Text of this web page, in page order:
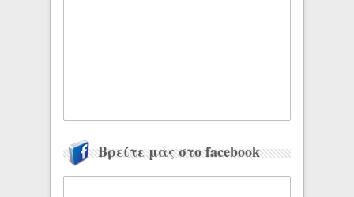
Βρείτε μας στο facebook